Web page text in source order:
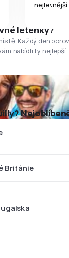
letenky?
Každý den
nabídli ty
Británie